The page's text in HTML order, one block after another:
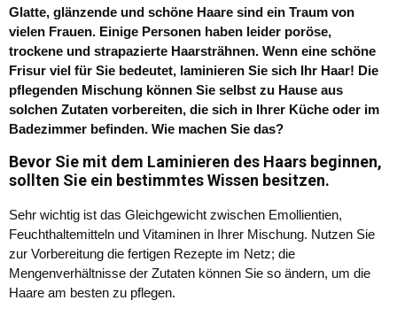
Glatte, glänzende und schöne Haare sind ein Traum von
vielen Frauen. Einige Personen haben leider poröse,
trockene und strapazierte Haarsträhnen. Wenn eine schöne
Frisur viel für Sie bedeutet, laminieren Sie sich Ihr Haar! Die
pflegenden Mischung können Sie selbst zu Hause aus
solchen Zutaten vorbereiten, die sich in Ihrer Küche oder im
Badezimmer befinden. Wie machen Sie das?
Bevor Sie mit dem Laminieren des Haars beginnen,
sollten Sie ein bestimmtes Wissen besitzen.
Sehr wichtig ist das Gleichgewicht zwischen Emollientien,
Feuchthaltemitteln und Vitaminen in Ihrer Mischung. Nutzen Sie
zur Vorbereitung die fertigen Rezepte im Netz; die
Mengenverhältnisse der Zutaten können Sie so ändern, um die
Haare am besten zu pflegen.